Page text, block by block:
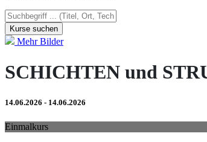
Kurse suchen
Mehr Bilder
SCHICHTEN und
14.06.2026 - 14.06.2026
Einmalkurs